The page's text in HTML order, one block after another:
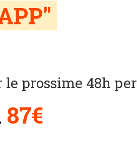
"
prossime 48h per
87€